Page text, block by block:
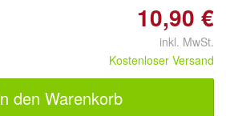
10,90 €
inkl. MwSt.
Kostenloser Versand
den Warenkorb